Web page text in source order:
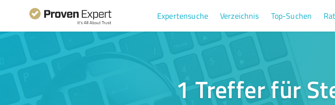
Expertensuche Verzeichnis Top-Suchen
1 Treffer für